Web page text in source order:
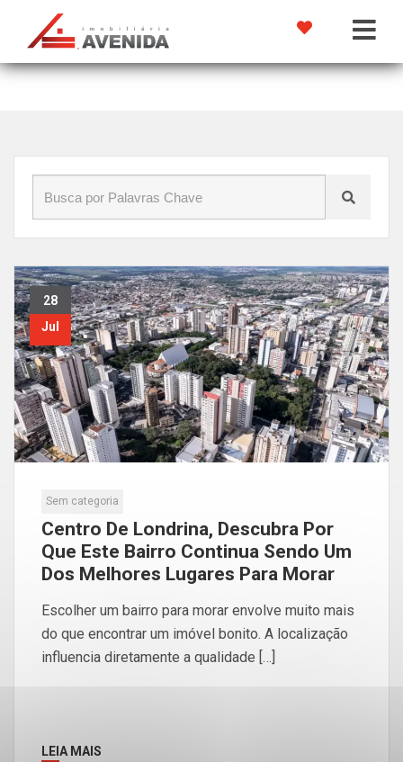
»Blog » centro
28
Jul
Sem categoria
Centro De Londrina, Descubra Por
Que Este Bairro Continua Sendo Um
Dos Melhores Lugares Para Morar
Escolher um bairro para morar envolve muito mais
do que encontrar um imóvel bonito. A localização
influencia diretamente a qualidade […]
LEIA MAIS